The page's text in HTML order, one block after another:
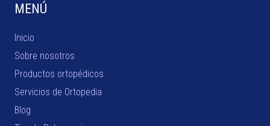
MENÚ
Inicio
Sobre nosotros
Productos ortopédicos
Servicios de Ortopedia
Blog